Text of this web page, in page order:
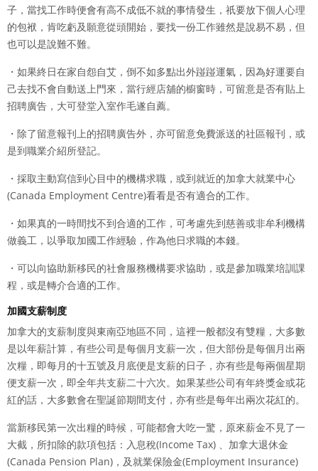
子，當找工作時便會有高不成低不就的事情發生，祇要放下個人心理
的包袱，肯吃虧及願意從頭開始，要找一份工作雖然是說易不易，但
也可以是說難不難。
・如果終日在家自怨自艾，倒不如多點出外踫踫運氣，因為好運要自
己去找不會自動送上門來，當行經店舖的櫥窗時，可留意是否有貼上
招聘廣告，大可登堂入室作毛遂自薦。
・除了留意報刊上的招聘廣告外，亦可留意免費派送的社區報刊，或
是到職業介紹所登記。
・採取主動寫信到心目中的機構求職，或到就近的加拿大就業中心
(Canada Employment Centre)看看是否有適合的工作。
・如果真的一時間找不到合適的工作，可考慮先到慈善或非牟利機構
做義工，以爭取加國工作經驗，作為他日求職的本錢。
・可以向協助新移民的社會服務機構要求協助，或是參加職業培訓課
程，或是轉介合適的工作。
加國支薪制度
加拿大的支薪制度與東南亞地區不同，這裡一般都沒有雙糧，大多數
是以年薪計算，有些公司是每個月支薪一次，但大部份是每個月出兩
次糧，即每月的十五號及月底便是支薪的日子，亦有些是每兩個星期
便支薪一次，即全年共支薪二十六次。如果某些公司有年終獎金或花
紅的話，大多數會在聖誕節期間支付，亦有些是每年出兩次花紅的。
當新移民第一次出糧的時候，可能都會大吃一驚，原來薪金不見了一
大截，所扣除的款項包括：入息稅(Income Tax) 、加拿大退休金
(Canada Pension Plan)，及就業保險金(Employment Insurance)